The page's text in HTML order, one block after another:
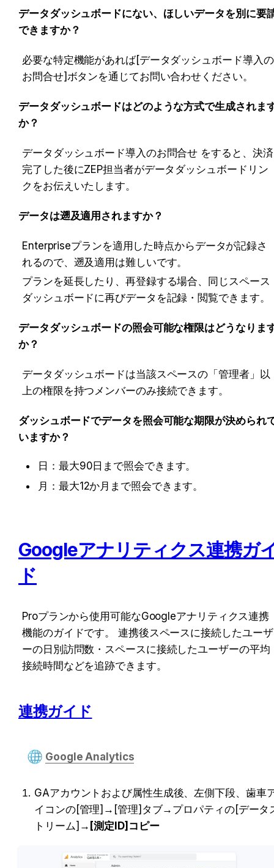
データダッシュボードにない、ほしいデータを別に要
できますか？
必要な特定機能があれば[データダッシュボード導入の
お問合せ]ボタンを通じてお問い合わせください。
データダッシュボードはどのような方式で生成されま
か？
データダッシュボード導入のお問合せ をすると、決済
完了した後にZEP担当者がデータダッシュボードリン
クをお伝えいたします。
データは遡及適用されますか？
Enterpriseプランを適用した時点からデータが記録さ
れるので、遡及適用は難しいです。
プランを延長したり、再登録する場合、同じスペース
ダッシュボードに再びデータを記録・閲覧できます。
データダッシュボードの照会可能な権限はどうなりま
か？
データダッシュボードは当該スペースの「管理者」以
上の権限を持つメンバーのみ接続できます。
ダッシュボードでデータを照会可能な期限が決められ
いますか？
日：最大90日まで照会できます。
月：最大12か月まで照会できます。
Googleアナリティクス連携ガ
ド
Proプランから使用可能なGoogleアナリティクス連携
機能のガイドです。 連携後スペースに接続したユーザ
ーの日別訪問数・スペースに接続したユーザーの平均
接続時間などを追跡できます。
連携ガイド
Google Analytics
GAアカウントおよび属性生成後、左側下段、歯車
イコンの[管理]→[管理]タブ→プロパティの[データ
トリーム]→ [測定ID]コピー